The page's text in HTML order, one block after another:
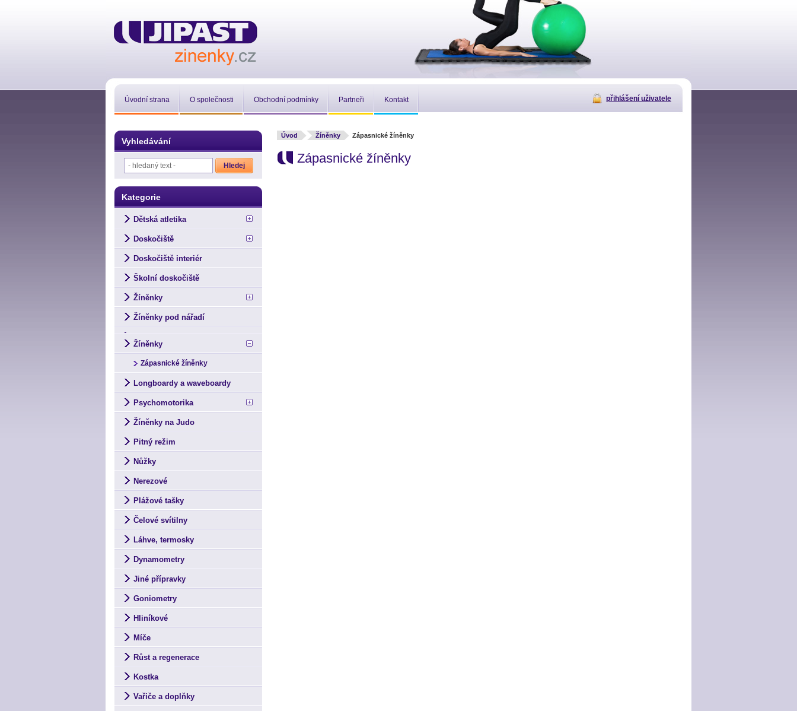
Úvodní strana O společnosti Obchodní podmínky Partneři Kontakt přihlášení uživatele
Úvod Žíněnky Zápasnické žíněnky
Zápasnické žíněnky
Vyhledávání
Kategorie
Dětská atletika
Doskočiště
Doskočiště interiér
Školní doskočiště
Žíněnky
Žíněnky pod nářadí
Žíněnky
Zápasnické žíněnky
Longboardy a waveboardy
Psychomotorika
Žíněnky na Judo
Pitný režim
Nůžky
Nerezové
Plážové tašky
Čelové svítilny
Láhve, termosky
Dynamometry
Jiné přípravky
Goniometry
Hliníkové
Míče
Růst a regenerace
Kostka
Vařiče a doplňky